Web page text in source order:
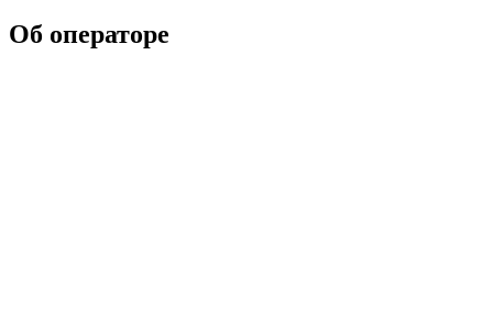
Об операторе